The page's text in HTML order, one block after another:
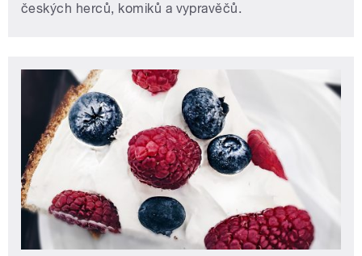
českých herců, komiků a vypravěčů.